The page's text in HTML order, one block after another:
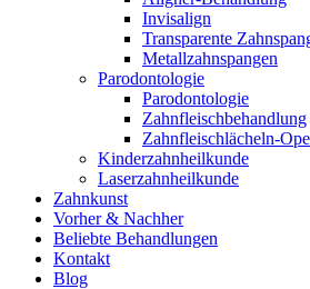
Invisalign
Transparente
Metallzahnspangen
Parodontologie
Parodontologie
Zahnfleischbehandlung
Zahnfleischlächeln-
Kinderzahnheilkunde
Laserzahnheilkunde
Zahnkunst
Vorher & Nachher
Beliebte Behandlungen
Kontakt
Blog